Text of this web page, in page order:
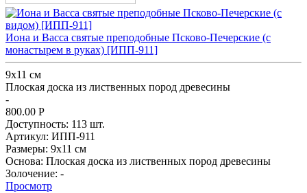
Иона и Васса святые преподобные Псково-Печерские (с
монастырем в руках) [ИПП-911]
9х11 см
Плоская доска из лиственных пород древесины
-
800.00 Р
Доступность: 113 шт.
Артикул: ИПП-911
Размеры: 9х11 см
Основа: Плоская доска из лиственных пород древесины
Золочение: -
Просмотр